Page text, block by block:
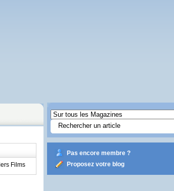
Films
Pas encore membre ?
Proposez votre blog